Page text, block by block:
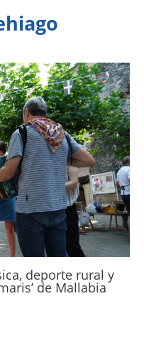
deporte rural y
de Mallabia